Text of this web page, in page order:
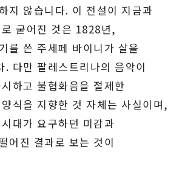
지 않습니다. 이 전설이 지금과
굳어진 것은 1828년,
를 쓴 주세페 바이니가 살을
. 다만 팔레스트리나의 음악이
하고 불협화음을 절제한
식을 지향한 것 자체는 사실이며,
대가 요구하던 미감과
어진 결과로 보는 것이